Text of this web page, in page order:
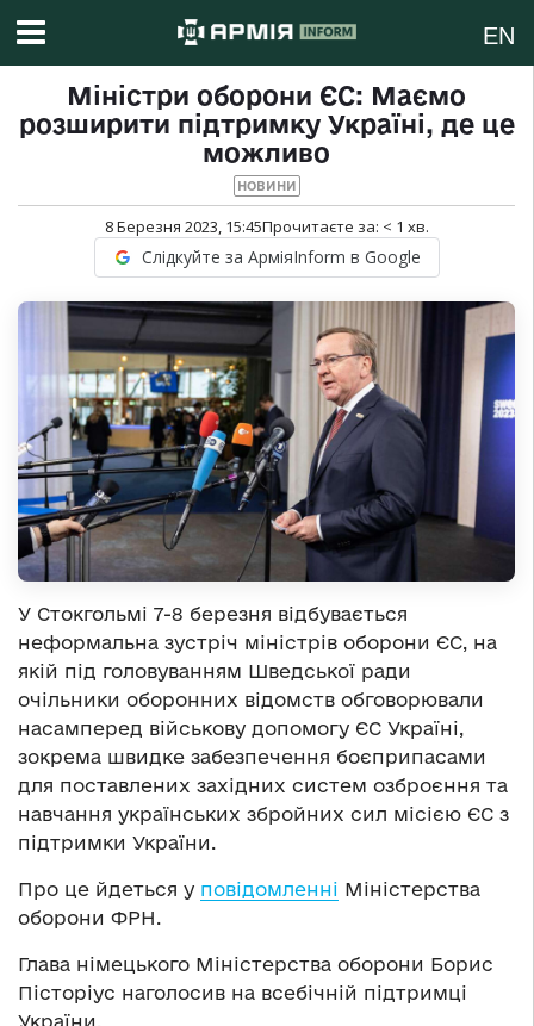
EN
Міністри оборони ЄС: Маємо
розширити підтримку Україні, де це
можливо
НОВИНИ
8 Березня 2023, 15:45Прочитаєте за: < 1 хв.
Слідкуйте за АрміяInform в Google
У Стокгольмі 7-8 березня відбувається
неформальна зустріч міністрів оборони ЄС, на
якій під головуванням Шведської ради
очільники оборонних відомств обговорювали
насамперед військову допомогу ЄС Україні,
зокрема швидке забезпечення боєприпасами
для поставлених західних систем озброєння та
навчання українських збройних сил місією ЄС з
підтримки України.
Про це йдеться у повідомленні Міністерства
оборони ФРН.
Глава німецького Міністерства оборони Борис
Пісторіус наголосив на всебічній підтримці
України.